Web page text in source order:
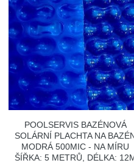
POOLSERVIS BAZÉNOVÁ
SOLÁRNÍ PLACHTA NA
MODRÁ 500MIC - NA MÍRU
ŠÍŘKA: 5 METRŮ, DÉLKA: